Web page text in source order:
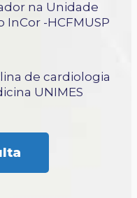
na Unidade
-HCFMUSP
de cardiologia
UNIMES